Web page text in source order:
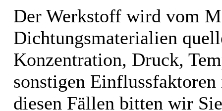
Der Werkstoff wird vom
Dichtungsmaterialien
Konzentration, Druck,
sonstigen
diesen Fällen bitten wir